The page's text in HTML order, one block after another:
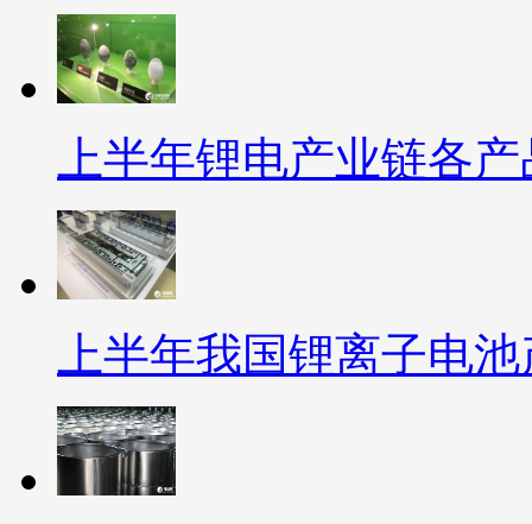
上半年锂电产业链各
上半年我国锂离子电